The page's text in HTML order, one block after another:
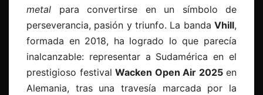
metal para convertirse en un símbolo de
perseverancia, pasión y triunfo. La banda Vhill,
formada en 2018, ha logrado lo que parecía
inalcanzable: representar a Sudamérica en el
prestigioso festival Wacken Open Air 2025en
Alemania, tras una travesía marcada por la